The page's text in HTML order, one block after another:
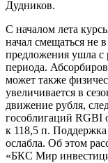
Дудников.
С началом лета
начал смещаться не
предложения ушла с
периода.
может также
увеличивается в
движение рубля,
гособлигаций RGBI
к 118,5 п.
ослабла. Об этом
«БКС Мир